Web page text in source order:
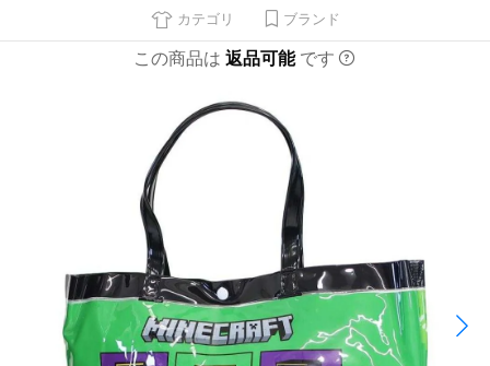
カテゴリ ブランド
この商品は 返品可能 です